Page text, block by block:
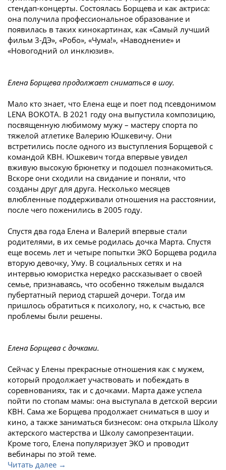
стендап-концерты. Состоялась Борщева и как актриса:
она получила профессиональное образование и
появилась в таких кинокартинах, как «Самый лучший
фильм 3-ДЭ», «Робо», «Чума!», «Наводнение» и
«Новогодний ол инклюзив».
Елена Борщева продолжает сниматься в шоу.
Мало кто знает, что Елена еще и поет под псевдонимом
LENA BOKOTA. В 2021 году она выпустила композицию,
посвященную любимому мужу – мастеру спорта по
тяжелой атлетике Валерию Юшкевичу. Они
встретились после одного из выступления Борщевой с
командой КВН. Юшкевич тогда впервые увидел
вживую высокую брюнетку и подошел познакомиться.
Вскоре они сходили на свидание и поняли, что
созданы друг для друга. Несколько месяцев
влюбленные поддерживали отношения на расстоянии,
после чего поженились в 2005 году.
Спустя два года Елена и Валерий впервые стали
родителями, в их семье родилась дочка Марта. Спустя
еще восемь лет и четыре попытки ЭКО Борщева родила
вторую девочку, Уму. В социальных сетях и на
интервью юмористка нередко рассказывает о своей
семье, признаваясь, что особенно тяжелым выдался
пубертатный период старшей дочери. Тогда им
пришлось обратиться к психологу, но, к счастью, все
проблемы были решены.
Елена Борщева с дочками.
Сейчас у Елены прекрасные отношения как с мужем,
который продолжает участвовать и побеждать в
соревнованиях, так и с дочками. Марта даже успела
пойти по стопам мамы: она выступала в детской версии
КВН. Сама же Борщева продолжает сниматься в шоу и
кино, а также заниматься бизнесом: она открыла Школу
актерского мастерства и Школу самопрезентации.
Кроме того, Елена популяризует ЭКО и проводит
вебинары по этой теме.
Читать далее →